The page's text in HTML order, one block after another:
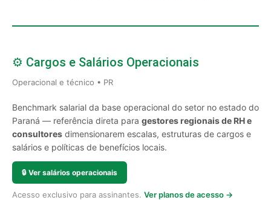
⚙️ Cargos e Salários Operacionais
Operacional e técnico • PR
Benchmark salarial da base operacional do setor no estado do
Paraná — referência direta para gestores regionais de RH e
consultores dimensionarem escalas, estruturas de cargos e
salários e políticas de benefícios locais.
🔒 Ver salários operacionais
Acesso exclusivo para assinantes. Ver planos de acesso →